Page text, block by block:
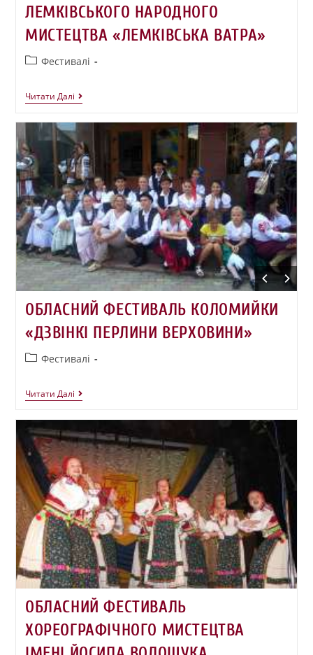
ЛЕМКІВСЬКОГО НАРОДНОГО
МИСТЕЦТВА «ЛЕМКІВСЬКА ВАТРА»
Фестивалі
Читати Далі
ОБЛАСНИЙ ФЕСТИВАЛЬ КОЛОМИЙКИ
«ДЗВІНКІ ПЕРЛИНИ ВЕРХОВИНИ»
Фестивалі
Читати Далі
ОБЛАСНИЙ ФЕСТИВАЛЬ
ХОРЕОГРАФІЧНОГО МИСТЕЦТВА